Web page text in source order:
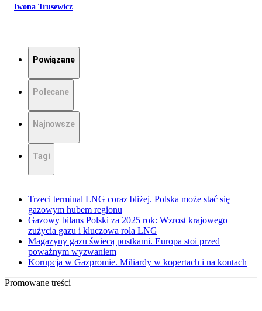
Iwona Trusewicz
Powiązane
Polecane
Najnowsze
Tagi
Trzeci terminal LNG coraz bliżej. Polska może stać się
gazowym hubem regionu
Gazowy bilans Polski za 2025 rok: Wzrost krajowego
zużycia gazu i kluczowa rola LNG
Magazyny gazu świecą pustkami. Europa stoi przed
poważnym wyzwaniem
Korupcja w Gazpromie. Miliardy w kopertach i na kontach
Promowane treści